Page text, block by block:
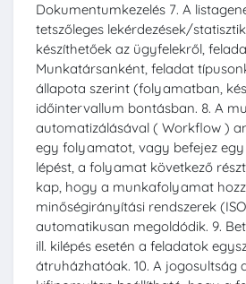
Dokumentumkezelés 7. A
tetszőleges lekérdezések/
készíthetőek az ügyfelekről,
Munkatársanként, feladat
állapota szerint (folyamatban,
időintervallum bontásban. 8. A
automatizálásával ( Workflow )
egy folyamatot, vagy befejez
lépést, a folyamat következő
kap, hogy a munkafolyamat
minőségirányítási rendszerek
automatikusan megoldódik. 9.
ill. kilépés esetén a feladatok
átruházhatóak. 10. A jogosultság